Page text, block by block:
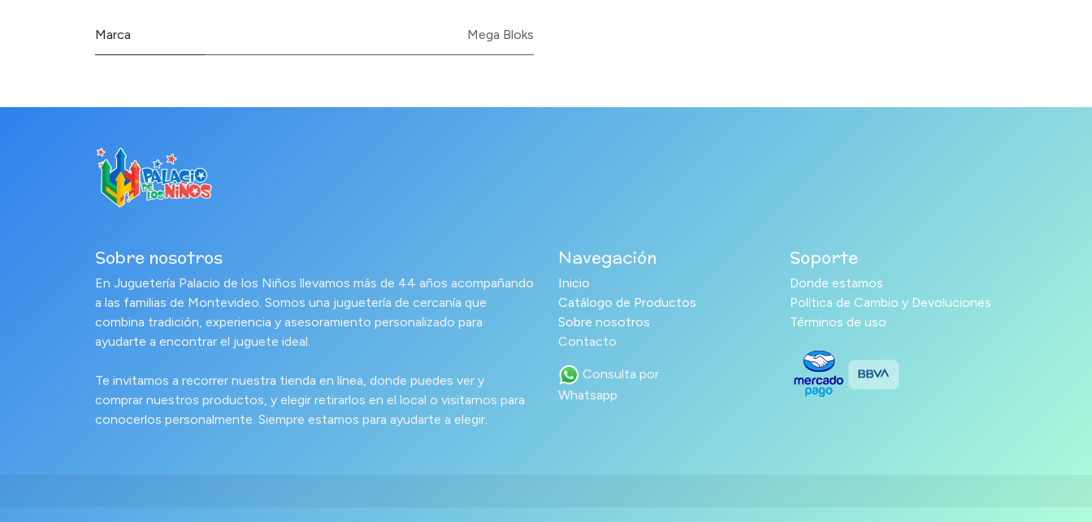
Marca Mega Bloks
Sobre nosotros
En Juguetería Palacio de los Niños llevamos más de 44 años acompañando
a las familias de Montevideo. Somos una juguetería de cercanía que
combina tradición, experiencia y asesoramiento personalizado para
ayudarte a encontrar el juguete ideal.
Te invitamos a recorrer nuestra tienda en línea, donde puedes ver y
comprar nuestros productos, y elegir retirarlos en el local o visitarnos para
conocerlos personalmente. Siempre estamos para ayudarte a elegir.
Navegación
Inicio
Catálogo de Productos
Sobre nosotros
Contacto
Consulta por
Whatsapp
Soporte
Donde estamos
Política de Cambio y Devoluciones
Términos de uso